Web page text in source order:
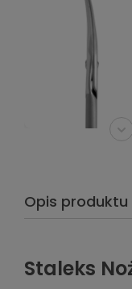
Opis produktu
Staleks